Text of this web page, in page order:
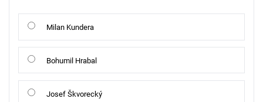
Milan Kundera
Bohumil Hrabal
Josef Škvorecký